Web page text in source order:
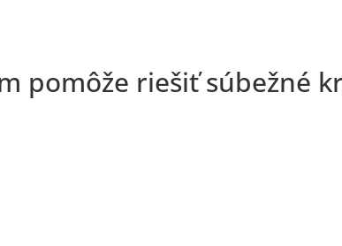
pomôže riešiť súbežné